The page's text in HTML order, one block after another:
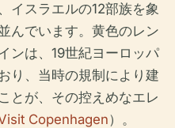
イスラエルの12部族を象
んでいます。黄色のレン
ンは、19世紀ヨーロッパ
り、当時の規制により建
とが、その控えめなエレ
Copenhagen）。